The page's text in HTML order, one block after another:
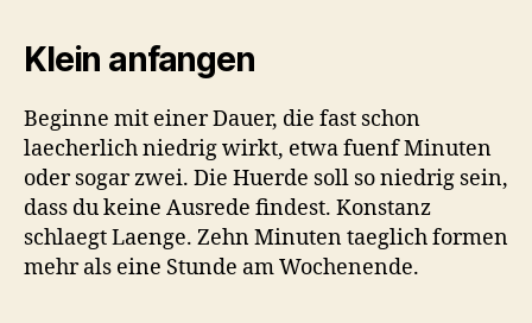
Klein anfangen
Beginne mit einer Dauer, die fast schon
laecherlich niedrig wirkt, etwa fuenf Minuten
oder sogar zwei. Die Huerde soll so niedrig sein,
dass du keine Ausrede findest. Konstanz
schlaegt Laenge. Zehn Minuten taeglich formen
mehr als eine Stunde am Wochenende.